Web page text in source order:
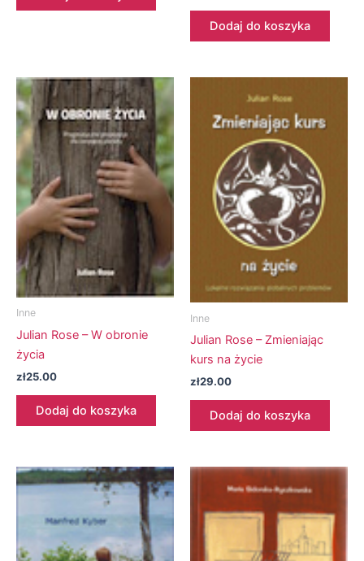
Dodaj do koszyka
Inne
Julian Rose – W obronie
życia
zł25.00
Dodaj do koszyka
Inne
Julian Rose – Zmieniając
kurs na życie
zł29.00
Dodaj do koszyka